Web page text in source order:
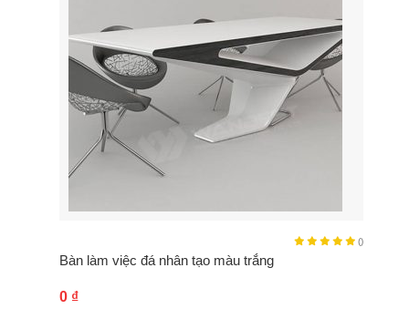
()
Bàn làm việc đá nhân tạo màu trắng
0 ₫